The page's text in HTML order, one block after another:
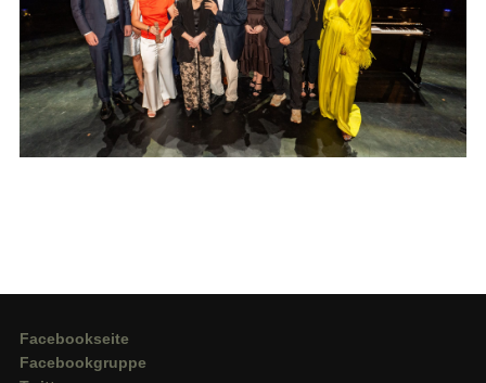
Facebookseite
Facebookgruppe